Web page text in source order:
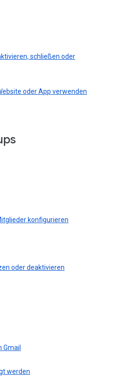
schließen oder
oder App verwenden
konfigurieren
oder deaktivieren
werden